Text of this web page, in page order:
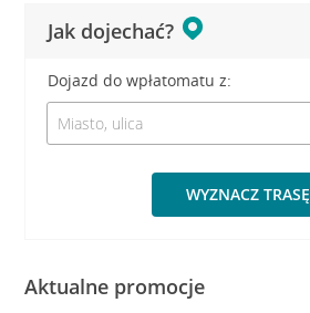
Jak dojechać?
Dojazd do wpłatomatu z:
WYZNACZ TRASĘ
Aktualne promocje